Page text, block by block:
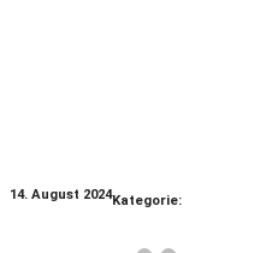
14. August 2024Kategorie: